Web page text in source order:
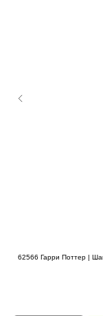
62566 Гарри Поттер |